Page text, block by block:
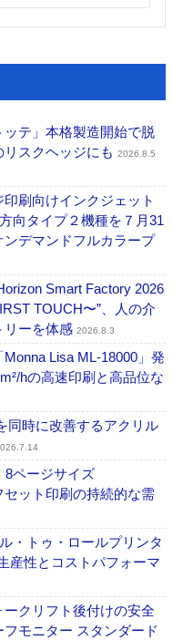
テ」本格製造開始で脱
スクヘッジにも 2026.8.5
刷向けインクジェット
向タイプ２機種を７月31
デマンドフルカラープ
Smart Factory 2026
TOUCH〜”、人の介
リーを体感 2026.8.3
Lisa ML-18000」発
hの高速印刷と高品位な
同時に改善するアクリル
ページサイズ
ット印刷の持続的な需
・トゥ・ロールプリンタ
産性とコストパフォーマ
クリフト後付けの安全
モニター スタンダード